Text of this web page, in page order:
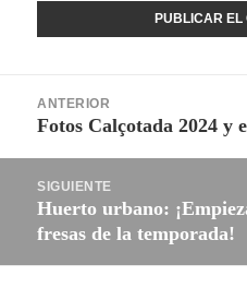
ANTERIOR
Entrada
Fotos Calçotada 2024 y
SIGUIENTE
Entrada
siguiente:
Huerto urbano:
fresas de la temporada!